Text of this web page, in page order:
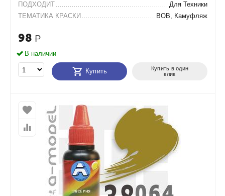
ПОДХОДИТ
Для Техники
ТЕМАТИКА КРАСКИ
ВОВ, Камуфляж
98 Р
В наличии
Купить
Купить в один
клик